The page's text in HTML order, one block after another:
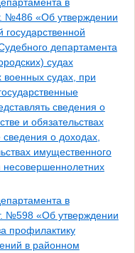
№486 «Об утверждении
департамента
судах
военных судах, при
сведения о
и обязательствах
о доходах,
имущественного
несовершеннолетних
в
№598 «Об утверждении
профилактику
в районном